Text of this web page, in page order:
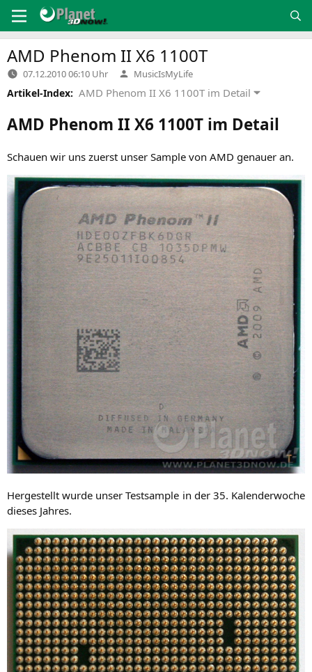
Inhalt
springen
AMD Phenom IIX6 1100T
07.12.2010 06:10 Uhr Verfasst
von
MusicIsMyLife
Artikel-Index: AMD Phenom II X6 1100T im Detail
AMD Phenom II X6 1100T im Detail
Schau­en wir uns zuerst unser Sam­ple von AMD genau­er an.
Her­ge­stellt wur­de unser Test­sam­ple in der 35. Kalen­der­wo­che
die­ses Jahres.